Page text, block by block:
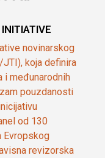
novinarskog
koja definira
i međunarodnih
pouzdanosti
od 130
Evropskog
revizorska